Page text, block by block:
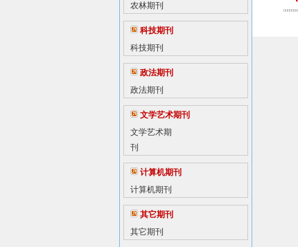
农林期刊
科技期刊
科技期刊
政法期刊
政法期刊
文学艺术期刊
文学艺术期
刊
计算机期刊
计算机期刊
其它期刊
其它期刊